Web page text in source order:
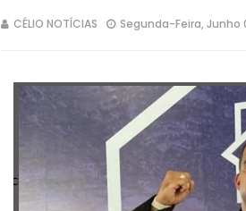
CÉLIO NOTÍCIAS Segunda-Feira, Junho